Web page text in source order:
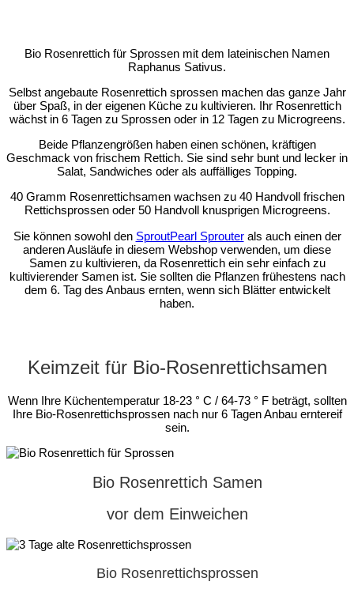
Bio Rosenrettich für Sprossen mit dem lateinischen Namen
Raphanus Sativus.
Selbst angebaute Rosenrettich sprossen machen das ganze Jahr
über Spaß, in der eigenen Küche zu kultivieren. Ihr Rosenrettich
wächst in 6 Tagen zu Sprossen oder in 12 Tagen zu Microgreens.
Beide Pflanzengrößen haben einen schönen, kräftigen
Geschmack von frischem Rettich. Sie sind sehr bunt und lecker in
Salat, Sandwiches oder als auffälliges Topping.
40 Gramm Rosenrettichsamen wachsen zu 40 Handvoll frischen
Rettichsprossen oder 50 Handvoll knusprigen Microgreens.
Sie können sowohl den SproutPearl Sprouterals auch einen der
anderen Ausläufe in diesem Webshop verwenden, um diese
Samen zu kultivieren, da Rosenrettich ein sehr einfach zu
kultivierender Samen ist. Sie sollten die Pflanzen frühestens nach
dem 6. Tag des Anbaus ernten, wenn sich Blätter entwickelt
haben.
Keimzeit für Bio-Rosenrettichsamen
Wenn Ihre Küchentemperatur 18-23 ° C / 64-73 ° F beträgt, sollten
Ihre Bio-Rosenrettichsprossen nach nur 6 Tagen Anbau erntereif
sein.
Bio Rosenrettich Samen
vor dem Einweichen
Bio Rosenrettichsprossen